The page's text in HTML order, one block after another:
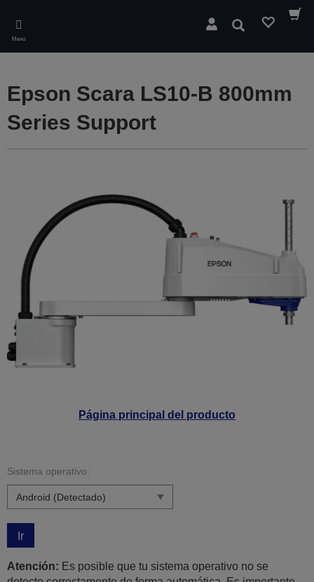
main
content
Menú
Buscar
Página principal del producto
Epson Scara LS10-B 800mm
Series Support
Sistema operativo:
Ir
Atención: Es posible que tu sistema operativo no se